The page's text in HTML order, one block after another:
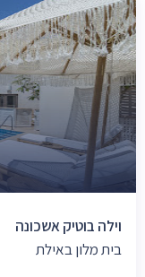
וילה בוטיק אשכונה
בית מלון באילת